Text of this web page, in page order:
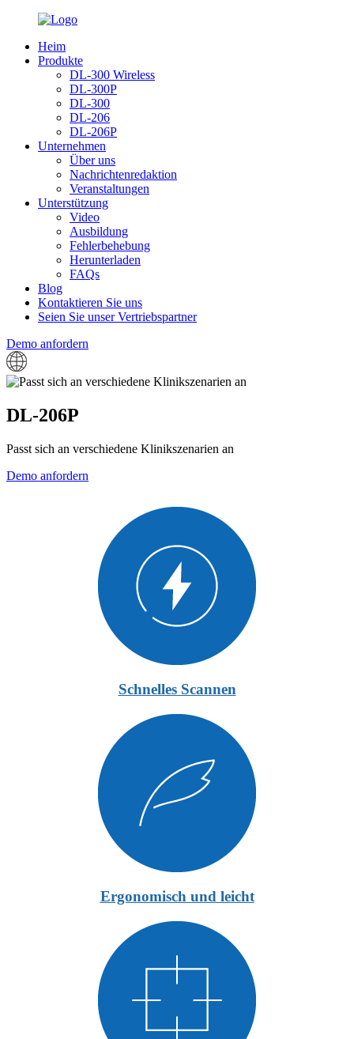
Heim
Produkte
DL-300 Wireless
DL-300P
DL-300
DL-206
DL-206P
Unternehmen
Über uns
Nachrichtenredaktion
Veranstaltungen
Unterstützung
Video
Ausbildung
Fehlerbehebung
Herunterladen
FAQs
Blog
Kontaktieren Sie uns
Seien Sie unser Vertriebspartner
Demo anfordern
DL-206P
Passt sich an verschiedene Klinikszenarien an
Demo anfordern
Schnelles Scannen
Ergonomisch und leicht